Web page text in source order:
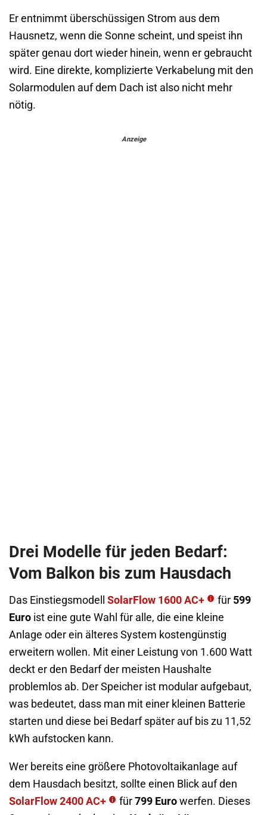
Er entnimmt überschüssigen Strom aus dem
Hausnetz, wenn die Sonne scheint, und speist ihn
später genau dort wieder hinein, wenn er gebraucht
wird. Eine direkte, komplizierte Verkabelung mit den
Solarmodulen auf dem Dach ist also nicht mehr
nötig.
Anzeige
Drei Modelle für jeden Bedarf:
Vom Balkon bis zum Hausdach
Das Einstiegsmodell SolarFlow 1600 AC+ für 599
Euro ist eine gute Wahl für alle, die eine kleine
Anlage oder ein älteres System kostengünstig
erweitern wollen. Mit einer Leistung von 1.600 Watt
deckt er den Bedarf der meisten Haushalte
problemlos ab. Der Speicher ist modular aufgebaut,
was bedeutet, dass man mit einer kleinen Batterie
starten und diese bei Bedarf später auf bis zu 11,52
kWh aufstocken kann.
Wer bereits eine größere Photovoltaikanlage auf
dem Hausdach besitzt, sollte einen Blick auf den
SolarFlow 2400 AC+
für 799 Euro werfen. Dieses